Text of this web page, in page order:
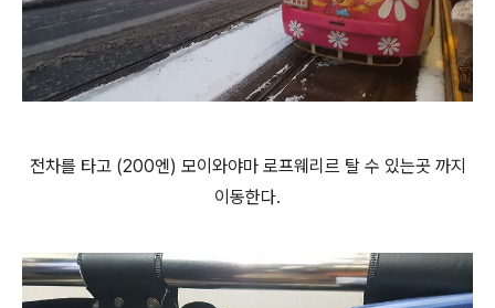
전차를 타고 (200엔) 모이와야마 로프웨리르 탈 수 있는곳 까지
이동한다.